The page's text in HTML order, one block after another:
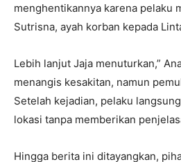
menghentikannya karena pelaku
Sutrisna, ayah korban kepada
Lebih lanjut Jaja menuturkan,”
menangis kesakitan, namun
Setelah kejadian, pelaku
lokasi tanpa memberikan
Hingga berita ini ditayangkan,